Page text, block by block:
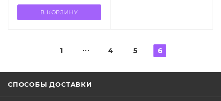
В КОРЗИНУ
1 4 5 6
СПОСОБЫ ДОСТАВКИ